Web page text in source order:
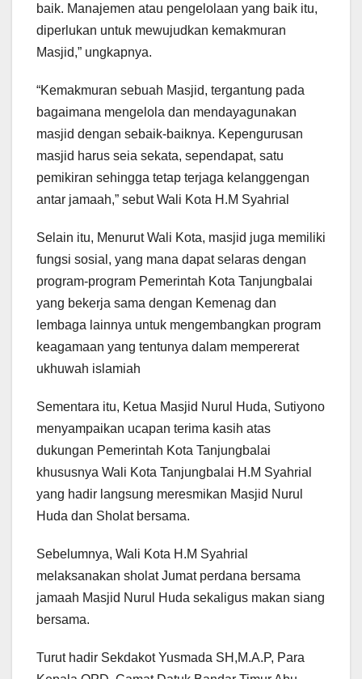
baik. Manajemen atau pengelolaan yang baik itu,
diperlukan untuk mewujudkan kemakmuran
Masjid,” ungkapnya.
“Kemakmuran sebuah Masjid, tergantung pada
bagaimana mengelola dan mendayagunakan
masjid dengan sebaik-baiknya. Kepengurusan
masjid harus seia sekata, sependapat, satu
pemikiran sehingga tetap terjaga kelanggengan
antar jamaah,” sebut Wali Kota H.M Syahrial
Selain itu, Menurut Wali Kota, masjid juga memiliki
fungsi sosial, yang mana dapat selaras dengan
program-program Pemerintah Kota Tanjungbalai
yang bekerja sama dengan Kemenag dan
lembaga lainnya untuk mengembangkan program
keagamaan yang tentunya dalam mempererat
ukhuwah islamiah
Sementara itu, Ketua Masjid Nurul Huda, Sutiyono
menyampaikan ucapan terima kasih atas
dukungan Pemerintah Kota Tanjungbalai
khususnya Wali Kota Tanjungbalai H.M Syahrial
yang hadir langsung meresmikan Masjid Nurul
Huda dan Sholat bersama.
Sebelumnya, Wali Kota H.M Syahrial
melaksanakan sholat Jumat perdana bersama
jamaah Masjid Nurul Huda sekaligus makan siang
bersama.
Turut hadir Sekdakot Yusmada SH,M.A.P, Para